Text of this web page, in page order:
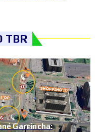
TBR
Garrincha: